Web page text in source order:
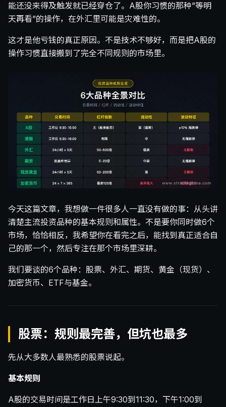
能还没来得及触发就已经穿仓了。A股你习惯的那种”等明
天再看”的操作，在外汇里可能是灾难性的。
这才是他亏钱的真正原因。不是技术不够好，而是把A股的
操作习惯直接搬到了完全不同规则的市场里。
今天这篇文章，我想做一件很多人一直没有做的事：从头讲
清楚主流投资品种的基本规则和属性。不是要你同时做6个
市场，恰恰相反，我希望你在看完之后，能找到真正适合自
己的那一个，然后专注在那个市场里深耕。
我们要谈的6个品种：股票、外汇、期货、黄金（现货）、
加密货币、ETF与基金。
股票：规则最完善，但坑也最多
先从大多数人最熟悉的股票说起。
基本规则
A股的交易时间是工作日上午9:30到11:30，下午1:00到